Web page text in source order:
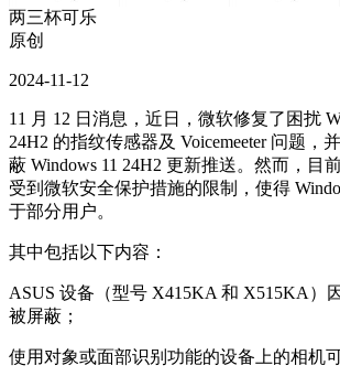
两三杯可乐
原创
2024-11-12
11 月 12 日消息，近日，微软修复了困扰
24H2 的指纹传感器及 Voicemeeter 问题，
蔽 Windows 11 24H2 更新推送。然而，目
受到微软安全保护措施的限制，使得
于部分用户。
其中包括以下内容：
ASUS 设备（型号 X415KA 和 X515KA）
被屏蔽；
使用对象或面部识别功能的设备上的相机